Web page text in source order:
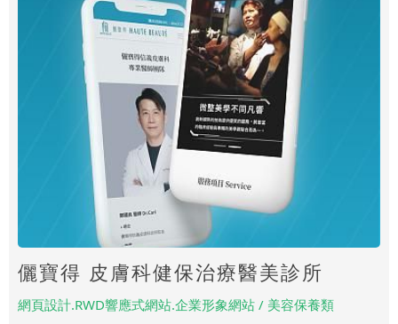
儷寶得 皮膚科健保治療醫美診所
網頁設計.RWD響應式網站.企業形象網站 / 美容保養類